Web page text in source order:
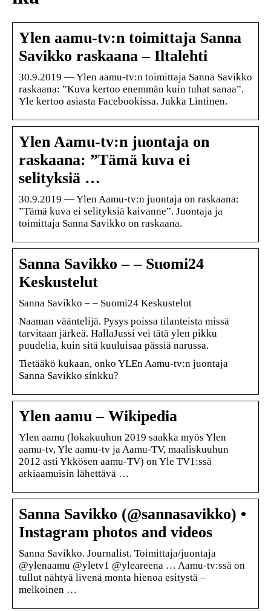
Ylen aamu-tv:n toimittaja Sanna
Savikko raskaana – Iltalehti
30.9.2019 — Ylen aamu-tv:n toimittaja Sanna Savikko
raskaana: ”Kuva kertoo enemmän kuin tuhat sanaa”.
Yle kertoo asiasta Facebookissa. Jukka Lintinen.
Ylen Aamu-tv:n juontaja on
raskaana: ”Tämä kuva ei
selityksiä …
30.9.2019 — Ylen Aamu-tv:n juontaja on raskaana:
”Tämä kuva ei selityksiä kaivanne”. Juontaja ja
toimittaja Sanna Savikko on raskaana.
Sanna Savikko – – Suomi24
Keskustelut
Sanna Savikko – – Suomi24 Keskustelut
Naaman vääntelijä. Pysys poissa tilanteista missä
tarvitaan järkeä. HallaJussi vei tätä ylen pikku
puudelia, kuin sitä kuuluisaa pässiä narussa.
Tietääkö kukaan, onko YLEn Aamu-tv:n juontaja
Sanna Savikko sinkku?
Ylen aamu – Wikipedia
Ylen aamu (lokakuuhun 2019 saakka myös Ylen
aamu-tv, Yle aamu-tv ja Aamu-TV, maaliskuuhun
2012 asti Ykkösen aamu-TV) on Yle TV1:ssä
arkiaamuisin lähettävä …
Sanna Savikko (@sannasavikko) •
Instagram photos and videos
Sanna Savikko. Journalist. Toimittaja/juontaja
@ylenaamu @yletv1 @yleareena … Aamu-tv:ssä on
tullut nähtyä livenä monta hienoa esitystä –
melkoinen …